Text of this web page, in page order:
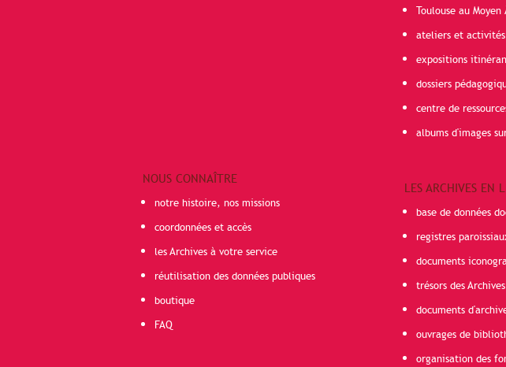
NOUS CONNAÎTRE
notre histoire, nos missions
coordonnées et accès
les Archives à votre service
réutilisation des données publiques
boutique
FAQ
Toulouse au Moyen
ateliers et activités
expositions
dossiers
centre de
albums d'images
LES ARCHIVES EN
base de données
registres
documents
trésors des Archives
documents
ouvrages de
organisation des